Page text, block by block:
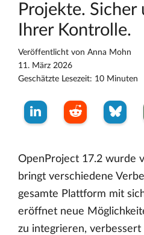
Projekte. Sicher
Ihrer Kontrolle.
Veröffentlicht von Anna Mohn
11. März 2026
Geschätzte Lesezeit: 10 Minuten
OpenProject 17.2 wurde
bringt verschiedene
gesamte Plattform mit
eröffnet neue
zu integrieren, verbessert